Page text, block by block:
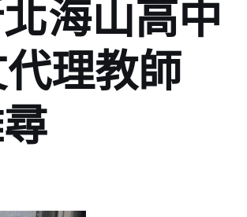
海山高中
理教師